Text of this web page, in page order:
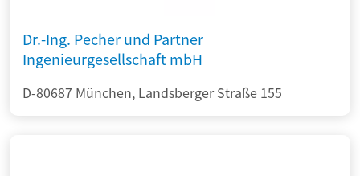
Dr.-Ing. Pecher und Partner
Ingenieurgesellschaft mbH
D-80687 München, Landsberger Straße 155